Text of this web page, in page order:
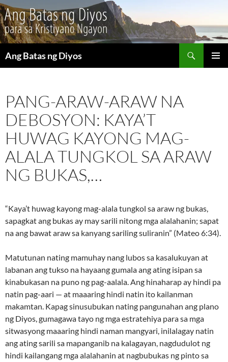
Ang Batas ng Diyos
PANG-ARAW-ARAW NA
DEBOSYON: KAYA’T
HUWAG KAYONG MAG-
ALALA TUNGKOL SA ARAW
NG BUKAS,…
“Kaya’t huwag kayong mag-alala tungkol sa araw ng bukas,
sapagkat ang bukas ay may sarili nitong mga alalahanin; sapat
na ang bawat araw sa kanyang sariling suliranin” (Mateo 6:34).
Matutunan nating mamuhay nang lubos sa kasalukuyan at
labanan ang tukso na hayaang gumala ang ating isipan sa
kinabukasan na puno ng pag-aalala. Ang hinaharap ay hindi pa
natin pag-aari — at maaaring hindi natin ito kailanman
makamtan. Kapag sinusubukan nating pangunahan ang plano
ng Diyos, gumagawa tayo ng mga estratehiya para sa mga
sitwasyong maaaring hindi naman mangyari, inilalagay natin
ang ating sarili sa mapanganib na kalagayan, nagdudulot ng
hindi kailangang mga alalahanin at nagbubukas ng pinto sa